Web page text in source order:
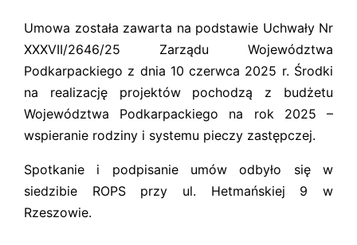
Umowa została zawarta na podstawie Uchwały Nr
XXXVII/2646/25 Zarządu Województwa
Podkarpackiego z dnia 10 czerwca 2025 r. Środki
na realizację projektów pochodzą z budżetu
Województwa Podkarpackiego na rok 2025 –
wspieranie rodziny i systemu pieczy zastępczej.
Spotkanie i podpisanie umów odbyło się w
siedzibie ROPS przy ul. Hetmańskiej 9 w
Rzeszowie.